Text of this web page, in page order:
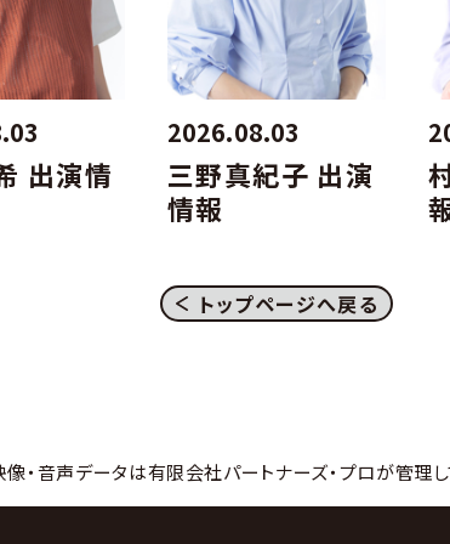
出演情
2026.08.03
三野真紀子 出演
情報
トップページへ戻る
・音声データは有限会社パートナーズ・プロが管理